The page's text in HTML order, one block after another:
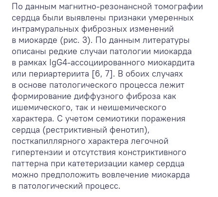
По данным магнитно-резонансной томографии
сердца были выявлены признаки умеренных
интрамуральных фиброзных изменений
в миокарде (рис. 3). По данным литературы
описаны редкие случаи патологии миокарда
в рамках IgG4-ассоциированного миокардита
или периартериита [6, 7]. В обоих случаях
в основе патологического процесса лежит
формирование диффузного фиброза как
ишемического, так и неишемического
характера. С учетом семиотики поражения
сердца (рестриктивный фенотип),
посткапиллярного характера легочной
гипертензии и отсутствия констриктивного
паттерна при катетеризации камер сердца
можно предположить вовлечение миокарда
в патологический процесс.